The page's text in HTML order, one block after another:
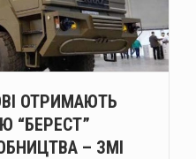
ОТРИМАЮТЬ
“БЕРЕСТ”
– ЗМІ